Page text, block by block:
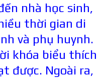
nhà học sinh,
thời gian di
và phụ huynh.
khóa biểu thích
được. Ngoài ra,